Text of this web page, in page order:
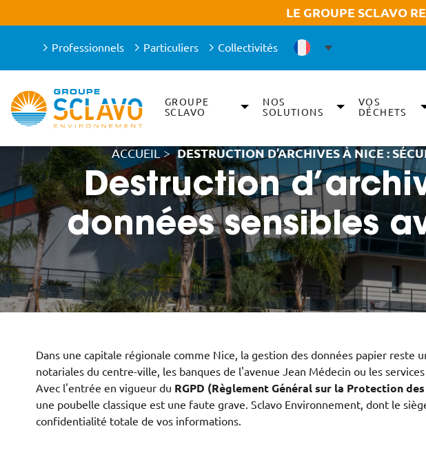
LE GROUPE SCLAVO
Professionnels Particuliers Collectivités
Passer
Menu principal
GROUPE
SCLAVO
NOS
SOLUTIONS
VOS
DÉCHETS
ACCUEIL > DESTRUCTION D’ARCHIVES À NICE :
Destruction
données sensibles
Dans une capitale régionale comme Nice, la gestion des données papier reste
notariales du centre-ville, les banques de l'avenue Jean Médecin ou les
Avec l'entrée en vigueur du RGPD (Règlement Général sur la Protection
une poubelle classique est une faute grave. Sclavo Environnement, dont le
confidentialité totale de vos informations.